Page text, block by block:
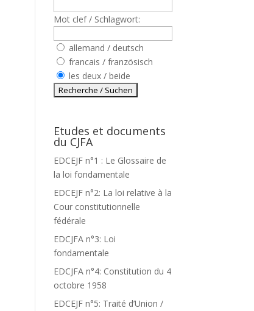
Mot clef / Schlagwort:
allemand / deutsch
francais / französisch
les deux / beide
Etudes et documents
du CJFA
EDCEJF n°1 : Le Glossaire de
la loi fondamentale
EDCEJF n°2: La loi relative à la
Cour constitutionnelle
fédérale
EDCJFA n°3: Loi
fondamentale
EDCJFA n°4: Constitution du 4
octobre 1958
EDCEJF n°5: Traité d’Union /